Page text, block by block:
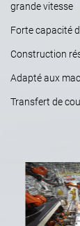
grande vitesse
Forte capacité
Construction
Adapté aux
Transfert de